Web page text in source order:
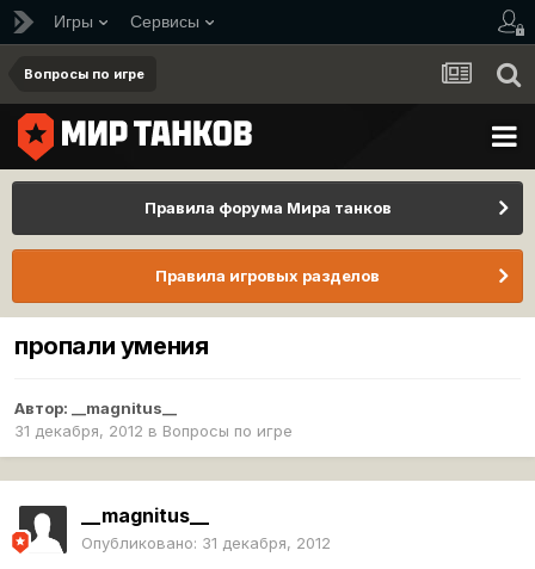
Игры Сервисы
Вопросы по игре
Правила форума Мира танков
Правила игровых разделов
пропали умения
Автор:
__magnitus__
31 декабря, 2012 в Вопросы по игре
__magnitus__
Опубликовано: 31 декабря, 2012